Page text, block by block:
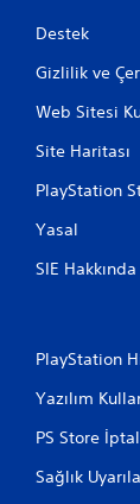
Destek
Gizlilik ve
Web Sitesi
Site Haritası
PlayStation
Yasal
SIE Hakkında
PlayStation
Yazılım
PS Store
Sağlık